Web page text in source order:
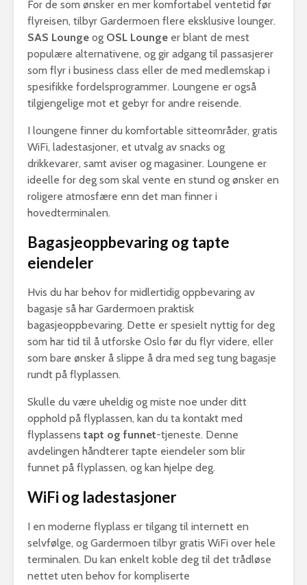
For de som ønsker en mer komfortabel ventetid før
flyreisen, tilbyr Gardermoen flere eksklusive lounger.
SAS Lounge og OSL Lounge er blant de mest
populære alternativene, og gir adgang til passasjerer
som flyr i business class eller de med medlemskap i
spesifikke fordelsprogrammer. Loungene er også
tilgjengelige mot et gebyr for andre reisende.
I loungene finner du komfortable sitteområder, gratis
WiFi, ladestasjoner, et utvalg av snacks og
drikkevarer, samt aviser og magasiner. Loungene er
ideelle for deg som skal vente en stund og ønsker en
roligere atmosfære enn det man finner i
hovedterminalen.
Bagasjeoppbevaring og tapte
eiendeler
Hvis du har behov for midlertidig oppbevaring av
bagasje så har Gardermoen praktisk
bagasjeoppbevaring. Dette er spesielt nyttig for deg
som har tid til å utforske Oslo før du flyr videre, eller
som bare ønsker å slippe å dra med seg tung bagasje
rundt på flyplassen.
Skulle du være uheldig og miste noe under ditt
opphold på flyplassen, kan du ta kontakt med
flyplassens tapt og funnet-tjeneste. Denne
avdelingen håndterer tapte eiendeler som blir
funnet på flyplassen, og kan hjelpe deg.
WiFi og ladestasjoner
I en moderne flyplass er tilgang til internett en
selvfølge, og Gardermoen tilbyr gratis WiFi over hele
terminalen. Du kan enkelt koble deg til det trådløse
nettet uten behov for kompliserte